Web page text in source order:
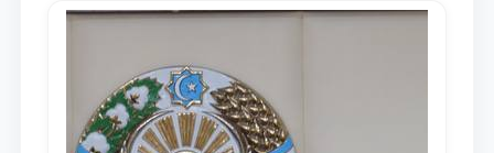
Мажлису и народу Узбекистана